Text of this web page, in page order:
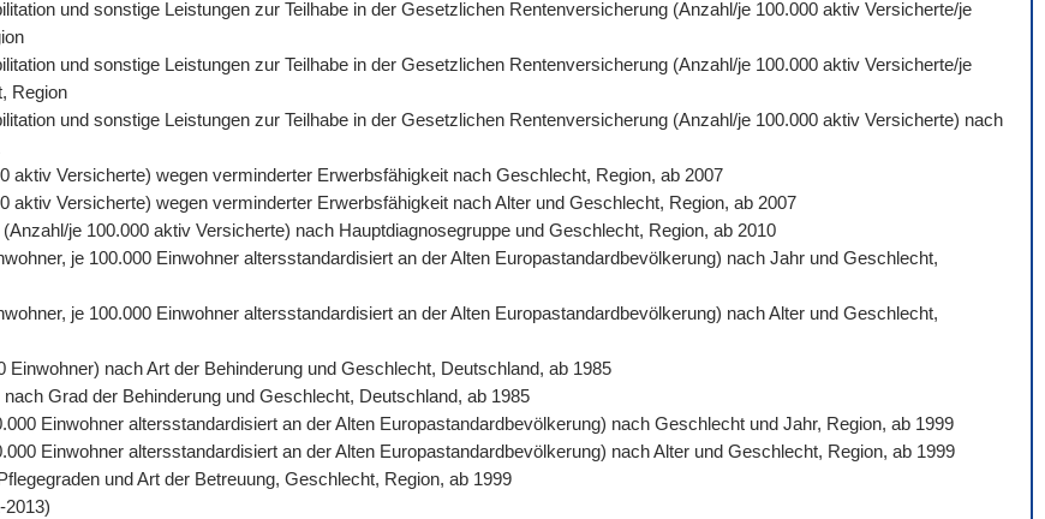
und sonstige Leistungen zur Teilhabe in der Gesetzlichen Rentenversicherung (Anzahl/je 100.000 aktiv Versicherte/je
und sonstige Leistungen zur Teilhabe in der Gesetzlichen Rentenversicherung (Anzahl/je 100.000 aktiv Versicherte/je
Region
und sonstige Leistungen zur Teilhabe in der Gesetzlichen Rentenversicherung (Anzahl/je 100.000 aktiv Versicherte) nach
aktiv Versicherte) wegen verminderter Erwerbsfähigkeit nach Geschlecht, Region, ab 2007
aktiv Versicherte) wegen verminderter Erwerbsfähigkeit nach Alter und Geschlecht, Region, ab 2007
je 100.000 aktiv Versicherte) nach Hauptdiagnosegruppe und Geschlecht, Region, ab 2010
je 100.000 Einwohner altersstandardisiert an der Alten Europastandardbevölkerung) nach Jahr und Geschlecht,
je 100.000 Einwohner altersstandardisiert an der Alten Europastandardbevölkerung) nach Alter und Geschlecht,
nach Art der Behinderung und Geschlecht, Deutschland, ab 1985
Grad der Behinderung und Geschlecht, Deutschland, ab 1985
Einwohner altersstandardisiert an der Alten Europastandardbevölkerung) nach Geschlecht und Jahr, Region, ab 1999
Einwohner altersstandardisiert an der Alten Europastandardbevölkerung) nach Alter und Geschlecht, Region, ab 1999
und Art der Betreuung, Geschlecht, Region, ab 1999
2013)